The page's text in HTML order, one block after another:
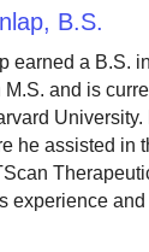
B.S.
earned a B.S.
M.S. and is
he assisted in
experience